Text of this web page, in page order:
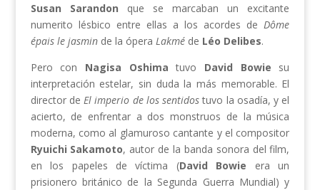
Susan Sarandon que se marcaban un excitante
numerito lésbico entre ellas a los acordes deDôme
épais le jasminde la ópera Lakméde Léo Delibes.
Pero con Nagisa Oshima tuvo David Bowie su
interpretación estelar, sin duda la más memorable. El
director deEl imperio de los sentidostuvo la osadía, y el
acierto, de enfrentar a dos monstruos de la música
moderna, como al glamuroso cantante y el compositor
Ryuichi Sakamoto, autor de la banda sonora del film,
en los papeles de víctima (David Bowie era un
prisionero británico de la Segunda Guerra Mundial) y